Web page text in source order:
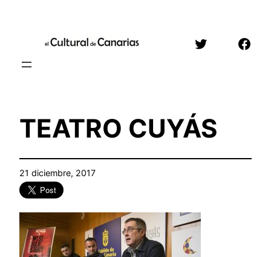
contenido
Twitter
TEATRO CUYÁS
21 diciembre, 2017